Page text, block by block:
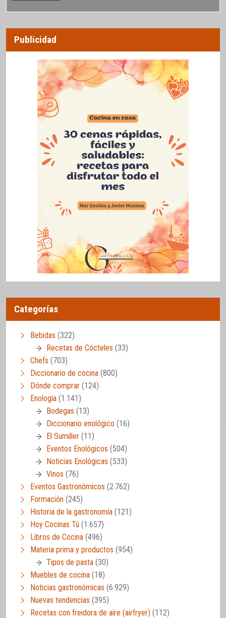
Publicidad
Categorías
Bebidas (322)
Recetas de Cócteles (33)
Chefs (703)
Diccionario de cocina (800)
Dónde comprar (124)
Enología (1.141)
Bodegas (13)
Diccionario enológico (16)
El Sumiller (11)
Eventos Enológicos (504)
Noticias Enológicas (533)
Vinos (76)
Eventos Gastronómicos (2.762)
Formación (245)
Historia de la gastronomía (121)
Hoy Cocinas Tú (1.657)
Libros de Cocina (496)
Materia prima y productos (954)
Tipos de pasta (30)
Muebles de cocina (18)
Noticias gastronómicas (6.929)
Nuevas tendencias (395)
Recetas con freidora de aire (airfryer) (112)